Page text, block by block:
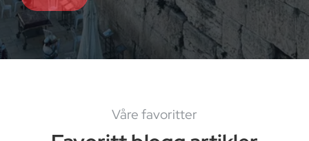
Våre favoritter